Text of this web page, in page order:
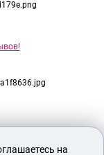
18 лет!
на